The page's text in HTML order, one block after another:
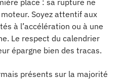
place : sa rupture ne
Soyez attentif aux
à l’accélération ou à une
Le respect du calendrier
épargne bien des tracas.
présents sur la majorité